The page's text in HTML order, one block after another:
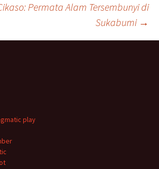
Permata Alam Tersembunyi di
Sukabumi →
play